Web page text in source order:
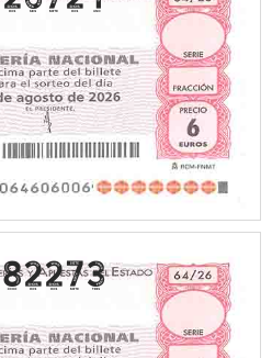
82273